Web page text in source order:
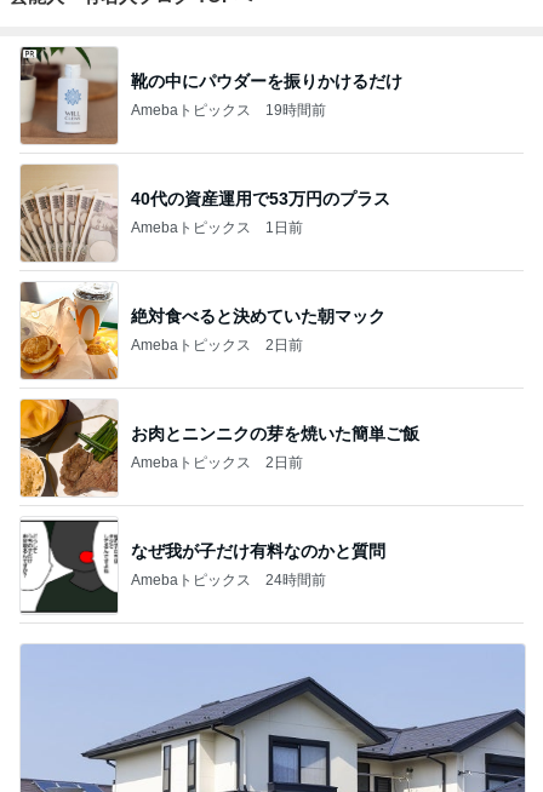
靴の中にパウダーを振りかけるだけ
Amebaトピックス 19時間前
40代の資産運用で53万円のプラス
Amebaトピックス 1日前
絶対食べると決めていた朝マック
Amebaトピックス 2日前
お肉とニンニクの芽を焼いた簡単ご飯
Amebaトピックス 2日前
なぜ我が子だけ有料なのかと質問
Amebaトピックス 24時間前